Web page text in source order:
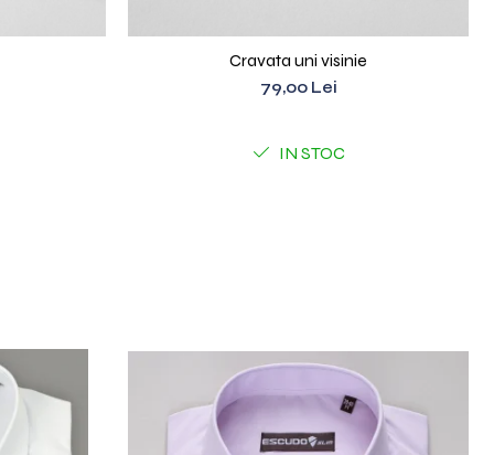
Cravata uni visinie
79,00 Lei
IN STOC